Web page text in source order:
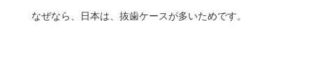
なぜなら、日本は、抜歯ケースが多いためです。